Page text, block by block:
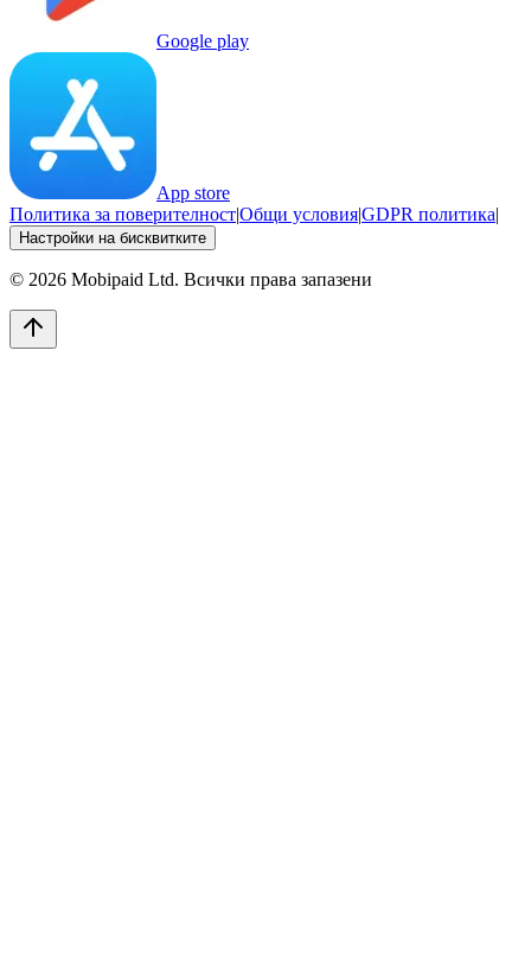
Google play
App store
Политика за поверителност|Общи условия|GDPR политика|
Настройки на бисквитките
© 2026 Mobipaid Ltd. Всички права запазени